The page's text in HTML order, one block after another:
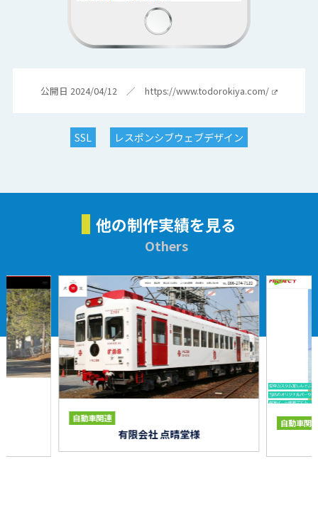
公開日 2024/04/12 ／https://www.todorokiya.com/
SSL レスポンシブウェブデザイン
他の制作実績を見る
Others
自動車関連
有限会社 点晴堂様
自動車関